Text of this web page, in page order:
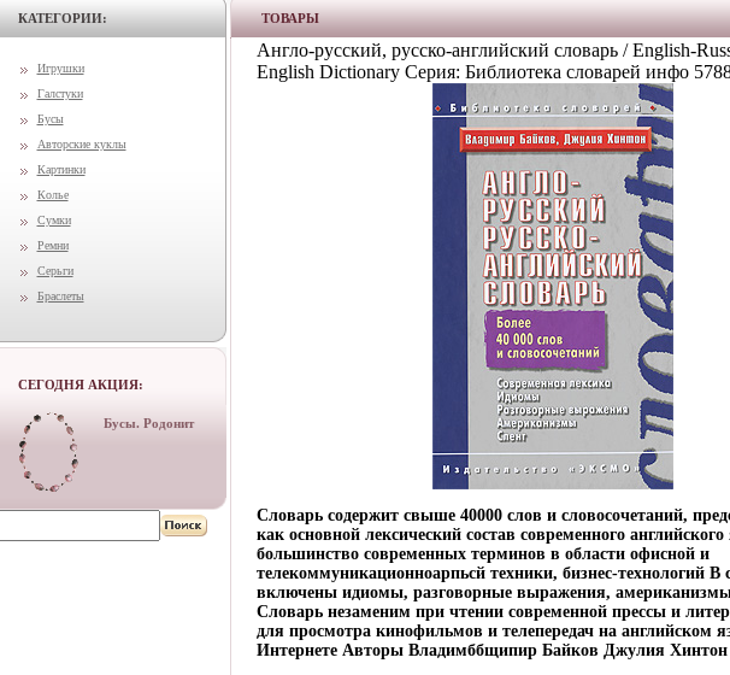
КАТЕГОРИИ:
Игрушки
Галстуки
Бусы
Авторские куклы
Картинки
Колье
Сумки
Ремни
Серьги
Браслеты
СЕГОДНЯ АКЦИЯ:
Бусы. Родонит
ТОВАРЫ
Англо-русский, русско-английский словарь / English-
English Dictionary Серия: Библиотека словарей инфо
Словарь содержит свыше 40000 слов и словосочетаний,
как основной лексический состав современного
большинство современных терминов в области офисной и
телекоммуникационноарпьсй техники, бизнес-технологий В
включены идиомы, разговорные выражения,
Словарь незаменим при чтении современной прессы и
для просмотра кинофильмов и телепередач на английском
Интернете Авторы Владимббщипир Байков Джулия